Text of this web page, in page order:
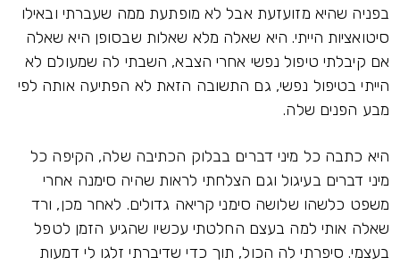
בפניה שהיא מזועזעת אבל לא מופתעת ממה שעברתי ובאילו
סיטואציות הייתי. היא שאלה מלא שאלות שבסופן היא שאלה
אם קיבלתי טיפול נפשי אחרי הצבא, השבתי לה שמעולם לא
הייתי בטיפול נפשי, גם התשובה הזאת לא הפתיעה אותה לפי
מבע הפנים שלה.
היא כתבה כל מיני דברים בבלוק הכתיבה שלה, הקיפה כל
מיני דברים בעיגול וגם הצלחתי לראות שהיה סימנה אחרי
משפט כלשהו שלושה סימני קריאה גדולים. לאחר מכן, ורד
שאלה אותי למה בעצם החלטתי עכשיו שהגיע הזמן לטפל
בעצמי. סיפרתי לה הכול, תוך כדי שדיברתי זלגו לי דמעות